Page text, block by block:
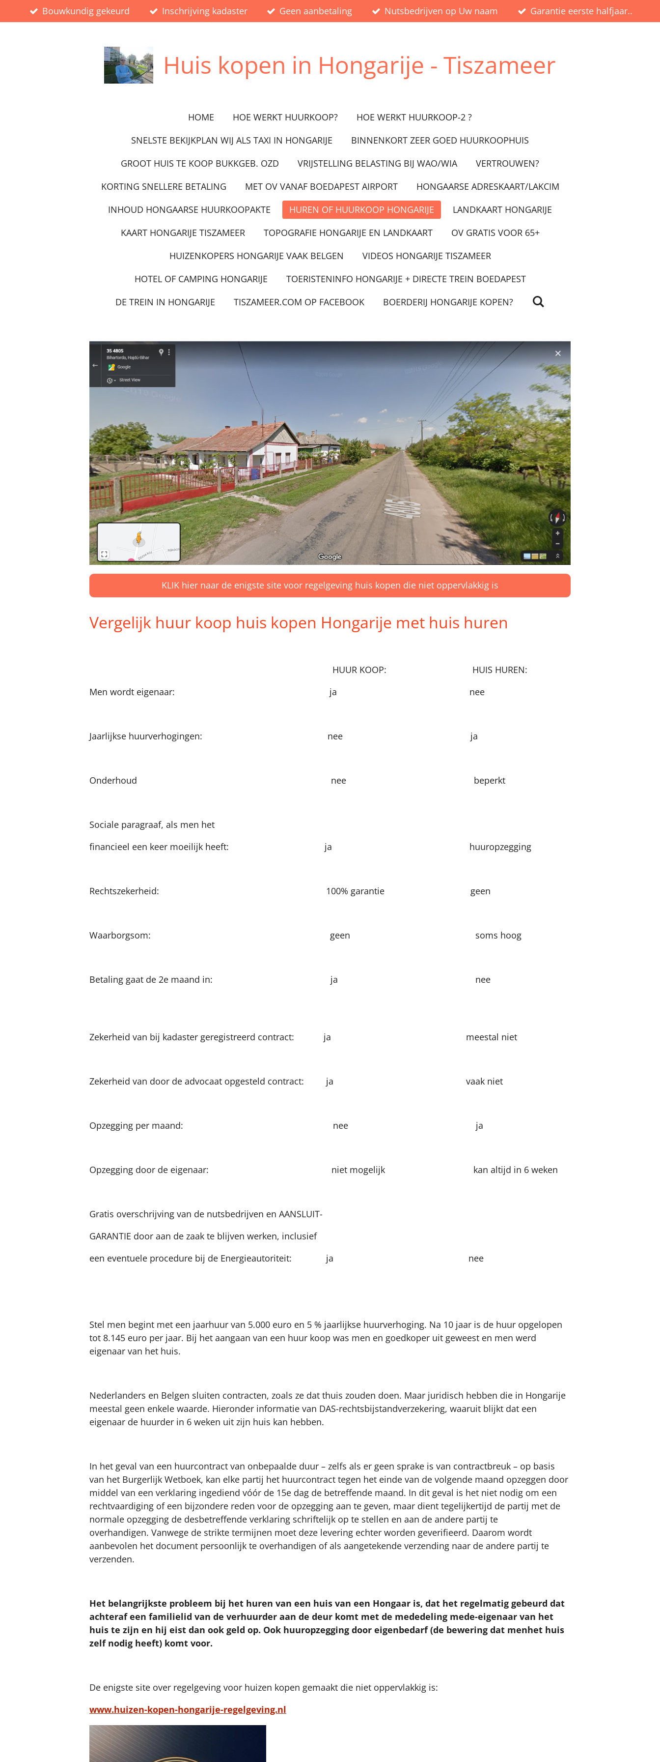
direct
Bouwkundig gekeurd Inschrijving kadaster Geen aanbetaling Nutsbedrijven op Uw naam Garantie eerste halfjaar..
Huis kopen in Hongarije - Tiszameer
HOME HOE WERKT HUURKOOP?
HOE WERKT HUURKOOP-2 ?
SNELSTE BEKIJKPLAN WIJ ALS TAXI IN HONGARIJE
BINNENKORT ZEER GOED HUURKOOPHUIS
GROOT HUIS TE KOOP BUKKGEB. OZD
VRIJSTELLING BELASTING BIJ WAO/WIA
VERTROUWEN?
KORTING SNELLERE BETALING
MET OV VANAF BOEDAPEST AIRPORT
HONGAARSE ADRESKAART/LAKCIM
INHOUD HONGAARSE HUURKOOPAKTE
HUREN OF HUURKOOP HONGARIJE
LANDKAART HONGARIJE
KAART HONGARIJE TISZAMEER
TOPOGRAFIE HONGARIJE EN LANDKAART
OV GRATIS VOOR 65+
HUIZENKOPERS HONGARIJE VAAK BELGEN
VIDEOS HONGARIJE TISZAMEER
HOTEL OF CAMPING HONGARIJE
TOERISTENINFO HONGARIJE + DIRECTE TREIN BOEDAPEST
DE TREIN IN HONGARIJE
TISZAMEER.COM OP FACEBOOK BOERDERIJ HONGARIJE KOPEN?
KLIK hier naar de enigste site voor regelgeving huis kopen die niet oppervlakkig is
Vergelijk huur koop huis kopen Hongarije met huis huren
HUUR KOOP: HUIS HUREN:
Men wordt eigenaar: ja nee
Jaarlijkse huurverhogingen: nee ja
Onderhoud nee beperkt
Sociale paragraaf, als men het
financieel een keer moeilijk heeft: ja huuropzegging
Rechtszekerheid: 100% garantie geen
Waarborgsom: geen soms hoog
Betaling gaat de 2e maand in: ja nee
Zekerheid van bij kadaster geregistreerd contract: ja meestal niet
Zekerheid van door de advocaat opgesteld contract: ja vaak niet
Opzegging per maand: nee ja
Opzegging door de eigenaar: niet mogelijk kan altijd in 6 weken
Gratis overschrijving van de nutsbedrijven en AANSLUIT-
GARANTIE door aan de zaak te blijven werken, inclusief
een eventuele procedure bij de Energieautoriteit: ja nee
Stel men begint met een jaarhuur van 5.000 euro en 5 % jaarlijkse huurverhoging. Na 10 jaar is de huur opgelopen
tot 8.145 euro per jaar. Bij het aangaan van een huur koop was men en goedkoper uit geweest en men werd
eigenaar van het huis.
Nederlanders en Belgen sluiten contracten, zoals ze dat thuis zouden doen. Maar juridisch hebben die in Hongarije
meestal geen enkele waarde. Hieronder informatie van DAS-rechtsbijstandverzekering, waaruit blijkt dat een
eigenaar de huurder in 6 weken uit zijn huis kan hebben.
In het geval van een huurcontract van onbepaalde duur – zelfs als er geen sprake is van contractbreuk – op basis
van het Burgerlijk Wetboek, kan elke partij het huurcontract tegen het einde van de volgende maand opzeggen door
middel van een verklaring ingediend vóór de 15e dag de betreffende maand. In dit geval is het niet nodig om een ​​
rechtvaardiging of een bijzondere reden voor de opzegging aan te geven, maar dient tegelijkertijd de partij met de
normale opzegging de desbetreffende verklaring schriftelijk op te stellen en aan de andere partij te
overhandigen. Vanwege de strikte termijnen moet deze levering echter worden geverifieerd. Daarom wordt
aanbevolen het document persoonlijk te overhandigen of als aangetekende verzending naar de andere partij te
verzenden.
Het belangrijkste probleem bij het huren van een huis van een Hongaar is, dat het regelmatig gebeurd dat
achteraf een familielid van de verhuurder aan de deur komt met de mededeling mede-eigenaar van het
huis te zijn en hij eist dan ook geld op. Ook huuropzegging door eigenbedarf (de bewering dat menhet huis
zelf nodig heeft) komt voor.
De enigste site over regelgeving voor huizen kopen gemaakt die niet oppervlakkig is:
www.huizen-kopen-hongarije-regelgeving.nl